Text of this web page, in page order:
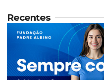
Recentes